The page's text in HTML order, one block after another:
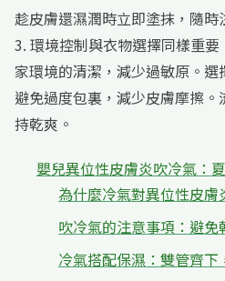
趁皮膚還濕潤時立即塗抹，隨時
3. 環境控制與衣物選擇同樣重
家環境的清潔，減少過敏原。選
避免過度包裏，減少皮膚摩擦
持乾爽。
嬰兒異位性皮膚炎吹冷氣：
為什麼冷氣對異位性皮膚
吹冷氣的注意事項：避免
冷氣搭配保濕：雙管齊下